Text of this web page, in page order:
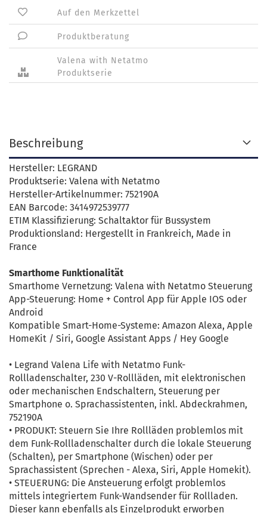
Auf den Merkzettel
Produktberatung
Valena with Netatmo
Produktserie
Beschreibung
Hersteller: LEGRAND
Produktserie: Valena with Netatmo
Hersteller-Artikelnummer: 752190A
EAN Barcode: 3414972539777
ETIM Klassifizierung: Schaltaktor für Bussystem
Produktionsland: Hergestellt in Frankreich, Made in
France
Smarthome Funktionalität
Smarthome Vernetzung: Valena with Netatmo Steuerung
App-Steuerung: Home + Control App für Apple IOS oder
Android
Kompatible Smart-Home-Systeme: Amazon Alexa, Apple
HomeKit / Siri, Google Assistant Apps / Hey Google
• Legrand Valena Life with Netatmo Funk-
Rollladenschalter, 230 V-Rollläden, mit elektronischen
oder mechanischen Endschaltern, Steuerung per
Smartphone o. Sprachassistenten, inkl. Abdeckrahmen,
752190A
• PRODUKT: Steuern Sie Ihre Rollläden problemlos mit
dem Funk-Rollladenschalter durch die lokale Steuerung
(Schalten), per Smartphone (Wischen) oder per
Sprachassistent (Sprechen - Alexa, Siri, Apple Homekit).
• STEUERUNG: Die Ansteuerung erfolgt problemlos
mittels integriertem Funk-Wandsender für Rollladen.
Dieser kann ebenfalls als Einzelprodukt erworben